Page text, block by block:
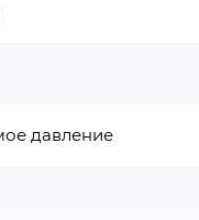
давление